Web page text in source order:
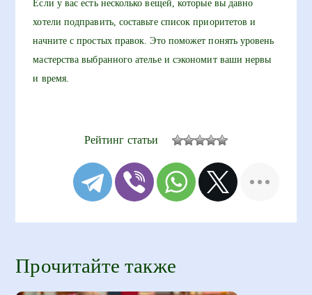
Если у вас есть несколько вещей, которые вы давно
хотели подправить, составьте список приоритетов и
начните с простых правок. Это поможет понять уровень
мастерства выбранного ателье и сэкономит ваши нервы
и время.
Рейтинг статьи
Прочитайте также